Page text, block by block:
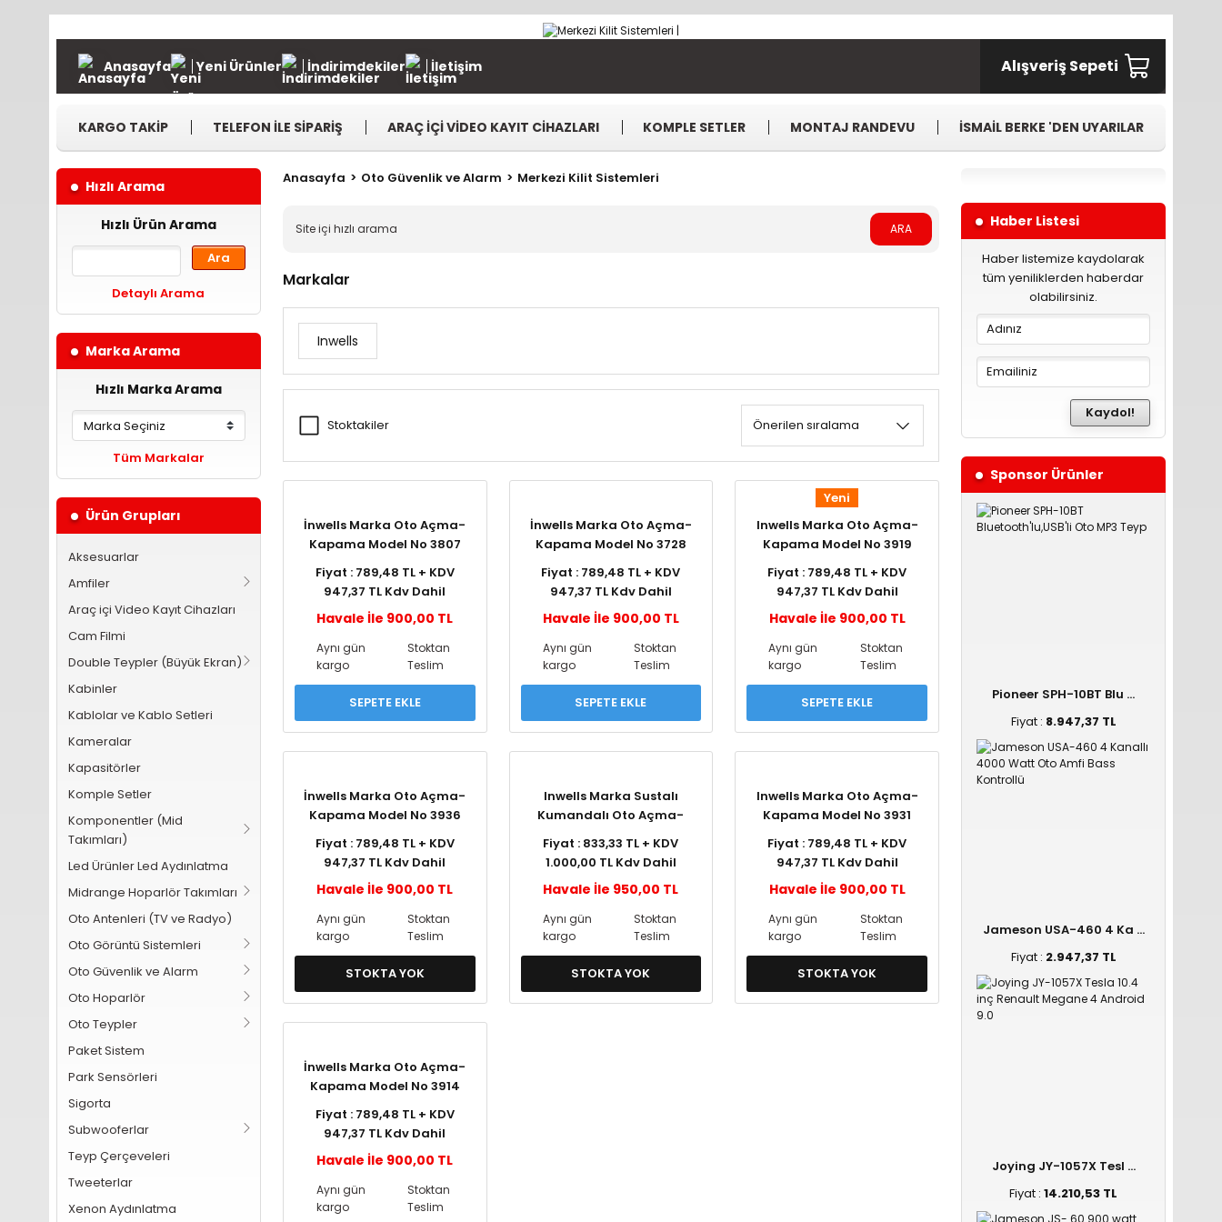
Anasayfa Yeni Ürünler İndirimdekiler İletişim Alışveriş Sepeti
KARGO TAKİP TELEFON İLE SİPARİŞ ARAÇ İÇİ VİDEO KAYIT CİHAZLARI KOMPLE SETLER MONTAJ RANDEVU İSMAİL BERKE 'DEN UYARILAR
Hızlı Arama
Hızlı Ürün Arama
Ara
Detaylı Arama
Marka Arama
Hızlı Marka Arama
Tüm Markalar
Ürün Grupları
Aksesuarlar
Amfiler
Araç içi Video Kayıt Cihazları
Cam Filmi
Double Teypler (Büyük Ekran)
Kabinler
Kablolar ve Kablo Setleri
Kameralar
Kapasitörler
Komple Setler
Komponentler (Mid
Takımları)
Led Ürünler Led Aydınlatma
Midrange Hoparlör Takımları
Oto Antenleri (TV ve Radyo)
Oto Görüntü Sistemleri
Oto Güvenlik ve Alarm
Oto Hoparlör
Oto Teypler
Paket Sistem
Park Sensörleri
Sigorta
Subwooferlar
Teyp Çerçeveleri
Tweeterlar
Xenon Aydınlatma
Anasayfa Oto Güvenlik ve Alarm Merkezi Kilit Sistemleri
ARA
Markalar
Inwells
Stoktakiler
İnwells Marka Oto Açma-
Kapama Model No 3807
Fiyat : 789,48 TL + KDV
947,37 TL Kdv Dahil
Havale İle 900,00 TL
Aynı gün
kargo
Stoktan
Teslim
SEPETE EKLE
İnwells Marka Oto Açma-
Kapama Model No 3728
Fiyat : 789,48 TL + KDV
947,37 TL Kdv Dahil
Havale İle 900,00 TL
Aynı gün
kargo
Stoktan
Teslim
SEPETE EKLE
Yeni
Inwells Marka Oto Açma-
Kapama Model No 3919
Fiyat : 789,48 TL + KDV
947,37 TL Kdv Dahil
Havale İle 900,00 TL
Aynı gün
kargo
Stoktan
Teslim
SEPETE EKLE
İnwells Marka Oto Açma-
Kapama Model No 3936
Fiyat : 789,48 TL + KDV
947,37 TL Kdv Dahil
Havale İle 900,00 TL
Aynı gün
kargo
Stoktan
Teslim
STOKTA YOK
Inwells Marka Sustalı
Kumandalı Oto Açma-
Fiyat : 833,33 TL + KDV
1.000,00 TL Kdv Dahil
Havale İle 950,00 TL
Aynı gün
kargo
Stoktan
Teslim
STOKTA YOK
Inwells Marka Oto Açma-
Kapama Model No 3931
Fiyat : 789,48 TL + KDV
947,37 TL Kdv Dahil
Havale İle 900,00 TL
Aynı gün
kargo
Stoktan
Teslim
STOKTA YOK
İnwells Marka Oto Açma-
Kapama Model No 3914
Fiyat : 789,48 TL + KDV
947,37 TL Kdv Dahil
Havale İle 900,00 TL
Aynı gün
kargo
Stoktan
Teslim
Haber Listesi
Haber listemize kaydolarak
tüm yeniliklerden haberdar
olabilirsiniz.
Kaydol!
Sponsor Ürünler
Pioneer SPH-10BT Blu ...
Fiyat : 8.947,37 TL
Jameson USA-460 4 Ka ...
Fiyat : 2.947,37 TL
Joying JY-1057X Tesl ...
Fiyat :14.210,53 TL